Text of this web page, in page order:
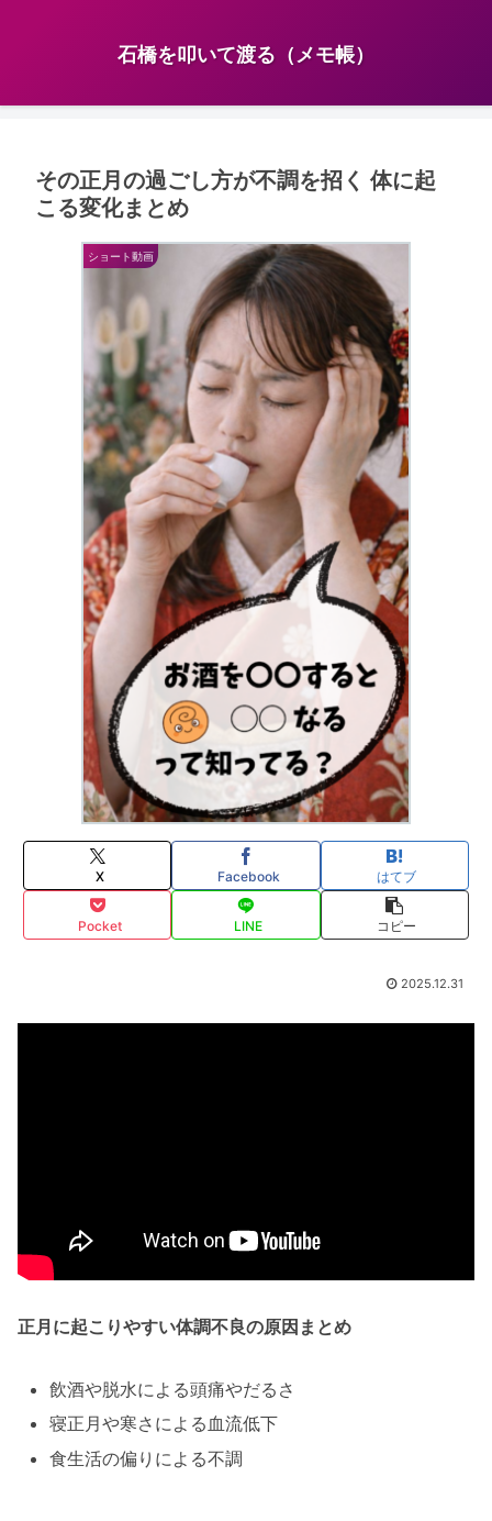
石橋を叩いて渡る（メモ帳）
その正月の過ごし方が不調を招く 体に起
こる変化まとめ
ショート動画
X Facebook はてブ
Pocket LINE コピー
2025.12.31
正月に起こりやすい体調不良の原因まとめ
飲酒や脱水による頭痛やだるさ
寝正月や寒さによる血流低下
食生活の偏りによる不調